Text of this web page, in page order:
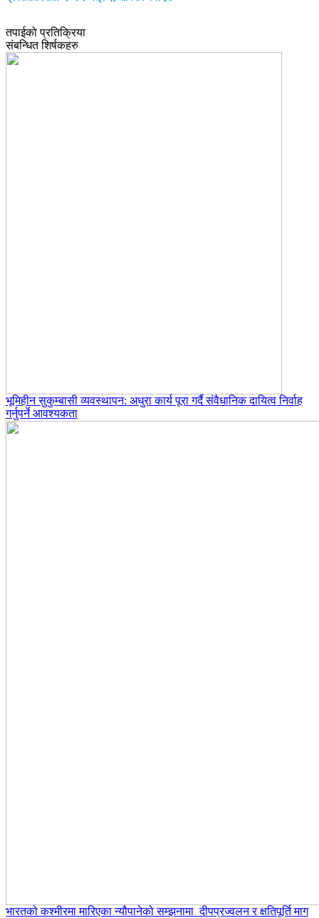
तपाईको प्रतिक्रिया
संबन्धित शिर्षकहरु
भूमिहीन सुकुम्बासी व्यवस्थापन: अधुरा कार्य पूरा गर्दै संवैधानिक दायित्व निर्वाह
गर्नुपर्ने आवश्यकता
भारतको कश्मीरमा मारिएका न्यौपानेको सम्झनामा दीपप्रज्वलन र क्षतिपूर्ति माग